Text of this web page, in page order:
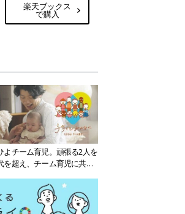
楽天ブックス
で購入
チーム育児。頑張る2人を
超え、チーム育児に共感